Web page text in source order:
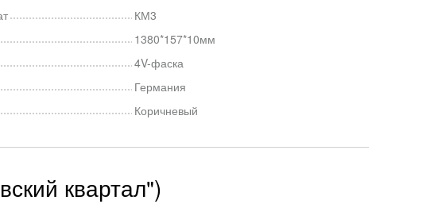
КМ3
1380*157*10мм
4V-фаска
Германия
Коричневый
квартал")